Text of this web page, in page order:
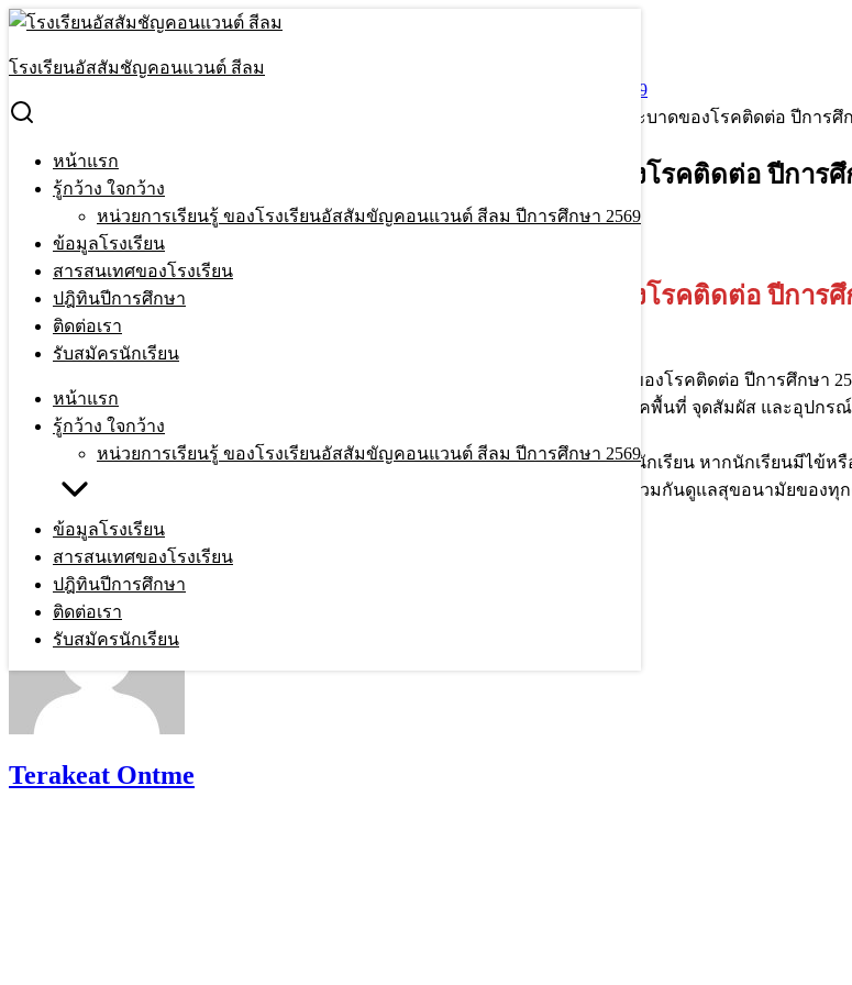
Skip
content
โรงเรียนอัสสัมชัญคอนแวนต์ สีลม
หน้าแรก
รู้กว้าง ใจกว้าง
หน่วยการเรียนรู้ ของโรงเรียนอัสสัมขัญคอนแวนต์ สีลม ปีการศึกษา 2569
ข้อมูลโรงเรียน
สารสนเทศของโรงเรียน
ปฎิทินปีการศึกษา
ติดต่อเรา
รับสมัครนักเรียน
หน้าแรก
รู้กว้าง ใจกว้าง
หน่วยการเรียนรู้ ของโรงเรียนอัสสัมขัญคอนแวนต์ สีลม ปีการศึกษา 2569
ข้อมูลโรงเรียน
สารสนเทศของโรงเรียน
ปฎิทินปีการศึกษา
ติดต่อเรา
รับสมัครนักเรียน
for:
ประกาศแนวทางและมาตรการป้องกันการแพร่ระบาดของโรคติดต่อ ปีการศึกษา 2569
หน้าแรก
ประกาศแนวทางและมาตรการป้องกันการแพร่ระบาดของโรคติดต่อ ปีการศึ
ประกาศแนวทางและมาตรการป้องกันการแพร่ระบาดของโรคติดต่อ ปีการศึ
1 Jul 20261 Jul 2026
ประกาศแนวทางและมาตรการป้องกันการแพร่ระบาดของโรคติดต่อ ปีการศึ
วันที่ 1 กรกฎาคม 2569
โรงเรียนอัสสัมชัญคอนแวนต์ ประกาศแนวทางและมาตรการป้องกันการแพร่ระบาดของโรคติดต่อ ปีการศึกษ
ทางโรงเรียนมุ่งเน้นการจัดการด้านสุขอนามัย ผ่านการทำความสะอาดและฆ่าเชื้อโรคพื้นที่ จุดสัมผัส และอุปกร
ในช่วงเช้า เพื่อป้องกันการแพร่ระบาดของโรคติดต่ออย่างเคร่งครัด
ในการนี้จึงขอความร่วมมือผู้ปกครองในการช่วยคัดกรองอาการเจ็บป่วยเบื้องต้นของนักเรียน หากนักเรียนมีไ
ล้างมือ และหลีกเลี่ยงการใช้สิ่งของส่วนตัวร่วมกัน เพื่อเป็นการเฝ้าระวัง ป้องกัน และร่วมกันดูแลสุขอนามัยของ
Terakeat Ontme